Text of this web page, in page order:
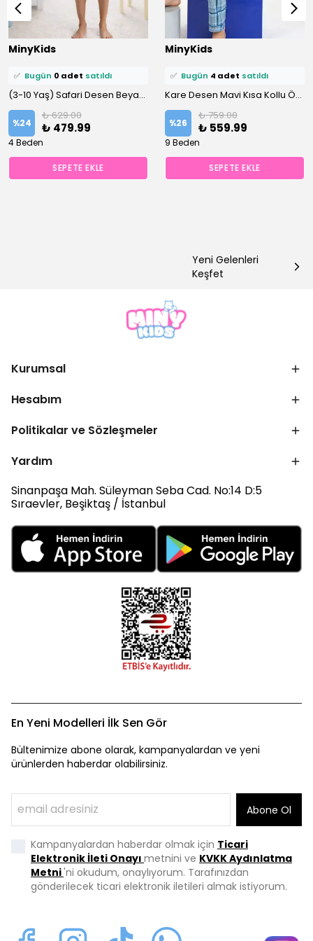
MinyKids
⭐️ Bu ürünü5 kişifavoriledi!
0 kişi
✅ Bugün 0 adet satıldı
(3-10 Yaş) Safari Desen Beyaz Önden Düğmeli Şortlu Erkek Çocuk Pijama Takım
%24
₺ 629.00
₺ 479.99
4 Beden
SEPETE EKLE
MinyKids
⭐️ Bu ürünü14 kişifavoriledi!
10 kişi
✅ Bugün 4 adet satıldı
Kare Desen Mavi Kısa Kollu Önden Düğmeli %100 Pamuklu Erkek Çocuk Pijama Takım
%26
₺ 759.00
₺ 559.99
9 Beden
SEPETE EKLE
Yeni Gelenleri
Keşfet
Kurumsal
Hesabım
Politikalar ve Sözleşmeler
Yardım
Sinanpaşa Mah. Süleyman Seba Cad. No:14 D:5
Sıraevler, Beşiktaş / İstanbul
En Yeni Modelleri İlk Sen Gör
Bültenimize abone olarak, kampanyalardan ve yeni
ürünlerden haberdar olabilirsiniz.
Abone Ol
Kampanyalardan haberdar olmak için Ticari
Elektronik İleti Onayı metnini ve KVKK Aydınlatma
Metni'ni okudum, onaylıyorum. Tarafınızdan
gönderilecek ticari elektronik iletileri almak istiyorum.